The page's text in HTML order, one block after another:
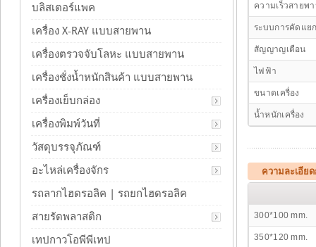
ความเร็วสายพ
ระบบการคัดแย
สัญญาญเตือน
ไฟฟ้า
ขนาดเครื่อง
น้ำหนักเครื่อง
ความละเอีย
300*100 mm.
350*120 mm.
บลิสเตอร์แพค
เครื่อง X-RAY แบบสายพาน
เครื่องตรวจจับโลหะ แบบสายพาน
เครื่องชั่งน้ำหนักสินค้า แบบสายพาน
เครื่องเย็บกล่อง
เครื่องพิมพ์วันที่
วัสดุบรรจุภัณฑ์
อะไหล่เครื่องจักร
รถลากไฮดรอลิค | รถยกไฮดรอลิค
สายรัดพลาสติก
เทปกาวโอพีพีเทป